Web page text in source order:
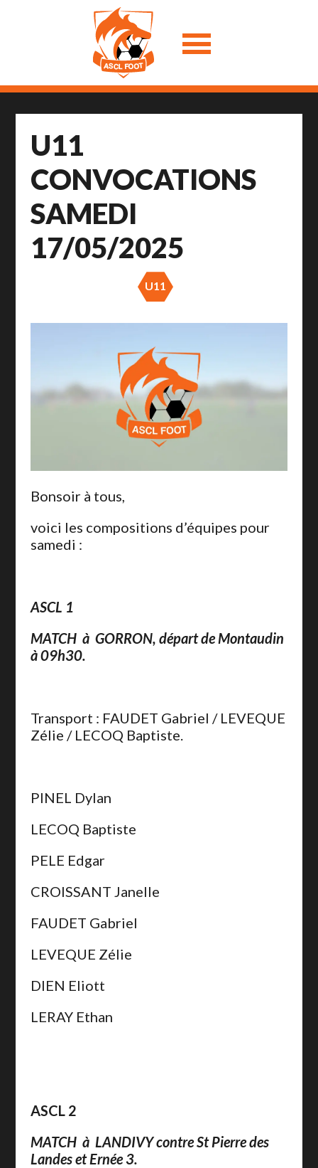
U11
CONVOCATIONS
SAMEDI
17/05/2025
U11
Bonsoir à tous,
voici les compositions d’équipes pour
samedi :
ASCL 1
MATCH à GORRON, départ de Montaudin
à 09h30.
Transport : FAUDET Gabriel / LEVEQUE
Zélie / LECOQ Baptiste.
PINEL Dylan
LECOQ Baptiste
PELE Edgar
CROISSANT Janelle
FAUDET Gabriel
LEVEQUE Zélie
DIEN Eliott
LERAY Ethan
ASCL 2
MATCH à LANDIVY contre St Pierre des
Landes et Ernée 3.